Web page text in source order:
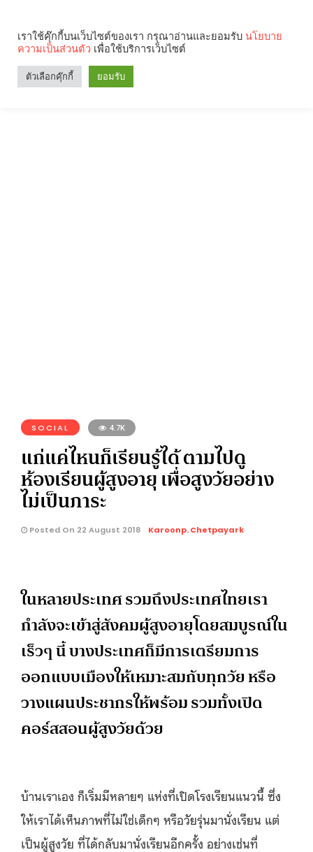
SOCIAL 4.7K
แก่แค่ไหนก็เรียนรู้ได้ ตามไปดู
ห้องเรียนผู้สูงอายุ เพื่อสูงวัยอย่าง
ไม่เป็นภาระ
Posted On 22 August 2018 Karoonp. Chetpayark
ในหลายประเทศ รวมถึงประเทศไทยเรา
กำลังจะเข้าสู่สังคมผู้สูงอายุโดยสมบูรณ์ใน
เร็วๆ นี้ บางประเทศก็มีการเตรียมการ
ออกแบบเมืองให้เหมาะสมกับทุกวัย หรือ
วางแผนประชากรให้พร้อม รวมทั้งเปิด
คอร์สสอนผู้สูงวัยด้วย
บ้านเราเอง ก็เริ่มมีหลายๆ แห่งที่เปิดโรงเรียนแนวนี้ ซึ่ง
ให้เราได้เห็นภาพที่ไม่ใช่เด็กๆ หรือวัยรุ่นมานั่งเรียน แต่
เป็นผู้สูงวัย ที่ได้กลับมานั่งเรียนอีกครั้ง อย่างเช่นที่
เราใช้คุ๊กกี้บนเว็บไซต์ของเรา กรุณาอ่านและยอมรับ นโยบาย
ความเป็นส่วนตัว เพื่อใช้บริการเว็บไซต์
ตัวเลือกคุ๊กกี้ ยอมรับ